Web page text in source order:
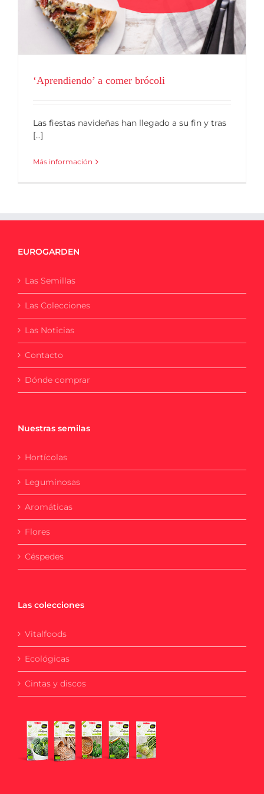
‘Aprendiendo’ a comer brócoli
Las fiestas navideñas han llegado a su fin y tras
[...]
Más información
EUROGARDEN
Las Semillas
Las Colecciones
Las Noticias
Contacto
Dónde comprar
Nuestras semilas
Hortícolas
Leguminosas
Aromáticas
Flores
Céspedes
Las colecciones
Vitalfoods
Ecológicas
Cintas y discos